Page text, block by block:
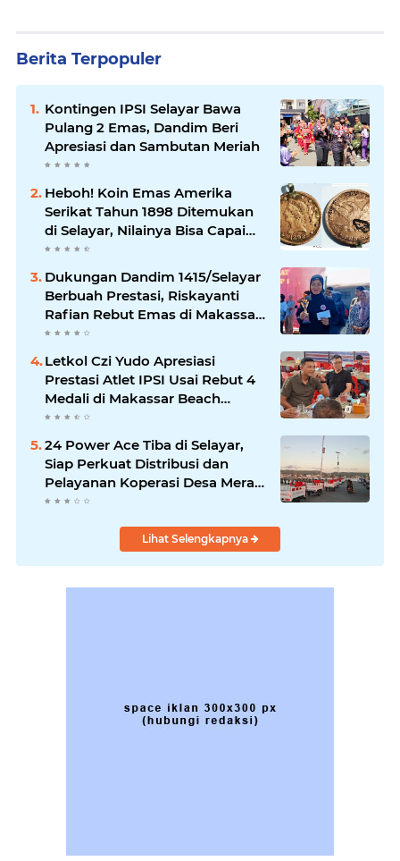
Berita Terpopuler
Kontingen IPSI Selayar Bawa
Pulang 2 Emas, Dandim Beri
Apresiasi dan Sambutan Meriah
Heboh! Koin Emas Amerika
Serikat Tahun 1898 Ditemukan
di Selayar, Nilainya Bisa Capai
Rp873 Juta
Dukungan Dandim 1415/Selayar
Berbuah Prestasi, Riskayanti
Rafian Rebut Emas di Makassar
Beach Championship
Letkol Czi Yudo Apresiasi
Prestasi Atlet IPSI Usai Rebut 4
Medali di Makassar Beach
Championship
24 Power Ace Tiba di Selayar,
Siap Perkuat Distribusi dan
Pelayanan Koperasi Desa Merah
Putih
Lihat Selengkapnya